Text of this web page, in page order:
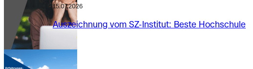
15.07.2026
Auszeichnung vom SZ-Institut: Beste Hochschule